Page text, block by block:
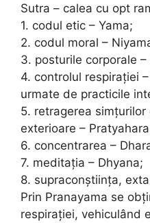
Sutra – calea cu opt
1. codul etic – Yama;
2. codul moral –
3. posturile corporale –
4. controlul respiraţiei
urmate de practicile
5. retragerea
exterioare –
6. concentrarea –
7. meditaţia – Dhyana;
8. supraconştiinţa,
Prin Pranayama se
respiraţiei, vehiculând